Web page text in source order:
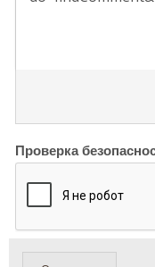
Проверка